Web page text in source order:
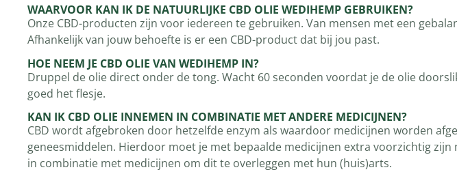
WAARVOOR KAN IK DE NATUURLIJKE CBD OLIE WEDIHEMP GEBRUIKEN?
Onze CBD-producten zijn voor iedereen te gebruiken. Van mensen met een
Afhankelijk van jouw behoefte is er een CBD-product dat bij jou past.
HOE NEEM JE CBD OLIE VAN WEDIHEMP IN?
Druppel de olie direct onder de tong. Wacht 60 seconden voordat je de olie
goed het flesje.
KAN IK CBD OLIE INNEMEN IN COMBINATIE MET ANDERE MEDICIJNEN?
CBD wordt afgebroken door hetzelfde enzym als waardoor medicijnen worden
geneesmiddelen. Hierdoor moet je met bepaalde medicijnen extra voorzichtig
in combinatie met medicijnen om dit te overleggen met hun (huis)arts.